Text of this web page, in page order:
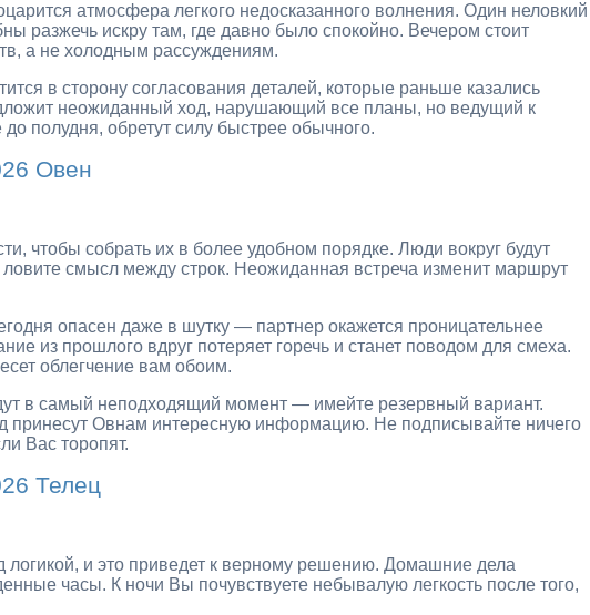
атмосфера легкого недосказанного волнения. Один неловкий
разжечь искру там, где давно было спокойно. Вечером стоит
а не холодным рассуждениям.
в сторону согласования деталей, которые раньше казались
неожиданный ход, нарушающий все планы, но ведущий к
полудня, обретут силу быстрее обычного.
Овен
чтобы собрать их в более удобном порядке. Люди вокруг будут
ловите смысл между строк. Неожиданная встреча изменит маршрут
опасен даже в шутку — партнер окажется проницательнее
из прошлого вдруг потеряет горечь и станет поводом для смеха.
облегчение вам обоим.
в самый неподходящий момент — имейте резервный вариант.
принесут Овнам интересную информацию. Не подписывайте ничего
Вас торопят.
Телец
логикой, и это приведет к верному решению. Домашние дела
часы. К ночи Вы почувствуете небывалую легкость после того,